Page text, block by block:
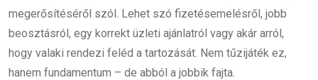
megerősítéséről szól. Lehet szó fizetésemelésről, jobb
beosztásról, egy korrekt üzleti ajánlatról vagy akár arról,
hogy valaki rendezi feléd a tartozását. Nem tűzijáték ez,
hanem fundamentum – de abból a jobbik fajta.